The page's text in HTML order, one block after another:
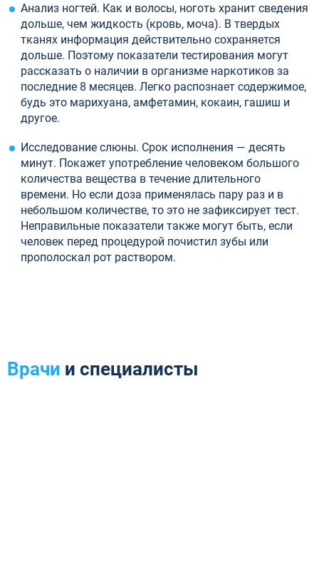
Анализ ногтей. Как и волосы, ноготь хранит сведения
дольше, чем жидкость (кровь, моча). В твердых
тканях информация действительно сохраняется
дольше. Поэтому показатели тестирования могут
рассказать о наличии в организме наркотиков за
последние 8 месяцев. Легко распознает содержимое,
будь это марихуана, амфетамин, кокаин, гашиш и
другое.
Исследование слюны. Срок исполнения — десять
минут. Покажет употребление человеком большого
количества вещества в течение длительного
времени. Но если доза применялась пару раз и в
небольшом количестве, то это не зафиксирует тест.
Неправильные показатели также могут быть, если
человек перед процедурой почистил зубы или
прополоскал рот раствором.
Врачи и специалисты